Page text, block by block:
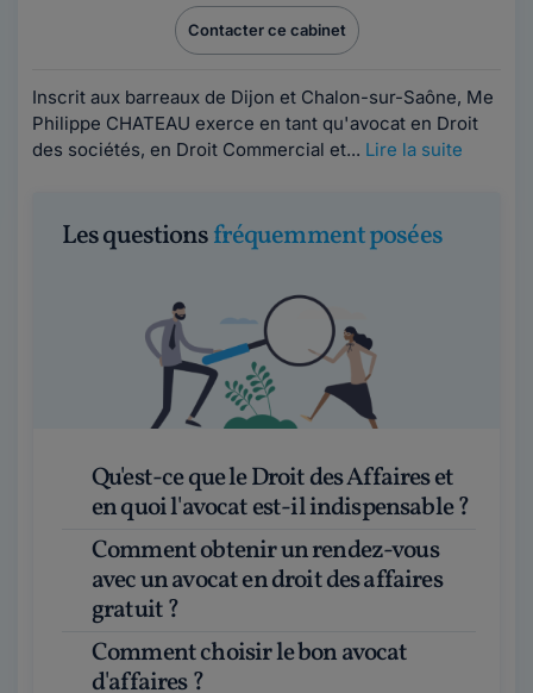
Contacter ce cabinet
Inscrit aux barreaux de Dijon et Chalon-sur-Saône, Me
Philippe CHATEAU exerce en tant qu'avocat en Droit
des sociétés, en Droit Commercial et... Lire la suite
Les questionsfréquemment posées
Qu'est-ce que le Droit des Affaires et
en quoi l'avocat est-il indispensable ?
Comment obtenir un rendez-vous
avec un avocat en droit des affaires
gratuit ?
Comment choisir le bon avocat
d'affaires ?